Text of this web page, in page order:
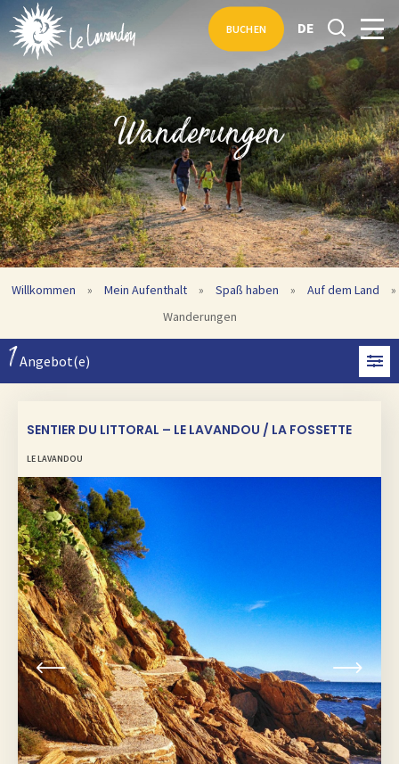
BUCHEN DE
Wanderungen
Willkommen » Mein Aufenthalt » Spaß haben » Auf dem Land
»
Wanderungen
1Angebot(e)
SENTIER DU LITTORAL – LE LAVANDOU / LA FOSSETTE
LE LAVANDOU